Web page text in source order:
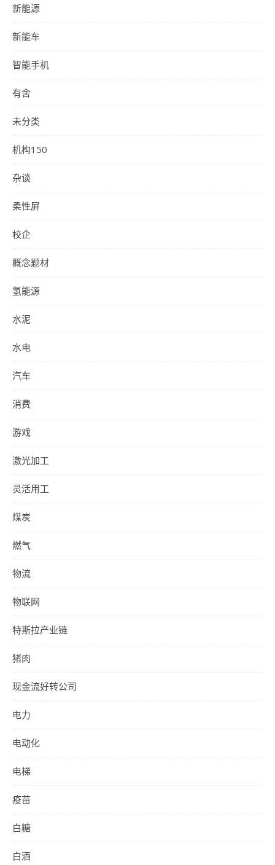
新能源
新能车
智能手机
有舍
未分类
机构150
杂谈
柔性屏
校企
概念题材
氢能源
水泥
水电
汽车
消费
游戏
激光加工
灵活用工
煤炭
燃气
物流
物联网
特斯拉产业链
猪肉
现金流好转公司
电力
电动化
电梯
疫苗
白糖
白酒